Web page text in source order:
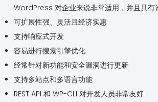
WordPress 对企业来说非常适用，并且具有
可扩展性强、灵活且经济实惠
支持响应式开发
容易进行搜索引擎优化
经常针对新功能和安全漏洞进行更新
支持多站点和多语言功能
REST API 和 WP-CLI 对开发人员非常友好